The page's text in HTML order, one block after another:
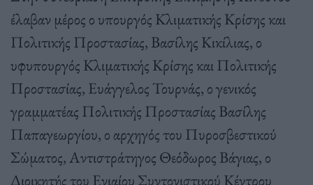
έλαβαν μέρος ο υπουργός Κλιματικής Κρίσης και
Πολιτικής Προστασίας, Βασίλης Κικίλιας, ο
υφυπουργός Κλιματικής Κρίσης και Πολιτικής
Προστασίας, Ευάγγελος Τουρνάς, ο γενικός
γραμματέας Πολιτικής Προστασίας Βασίλης
Παπαγεωργίου, ο αρχηγός του Πυροσβεστικού
Σώματος, Αντιστράτηγος Θεόδωρος Βάγιας, ο
Διοικητής του Ενιαίου Συντονιστικού Κέντρου